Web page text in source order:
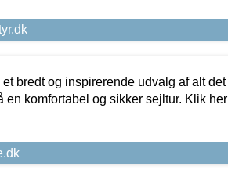
bredt og inspirerende udvalg af alt det
en komfortabel og sikker sejltur. Klik her